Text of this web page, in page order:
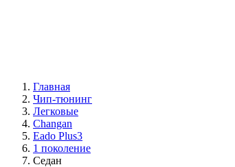
Главная
Чип-тюнинг
Легковые
Changan
Eado Plus3
1 поколение
Седан